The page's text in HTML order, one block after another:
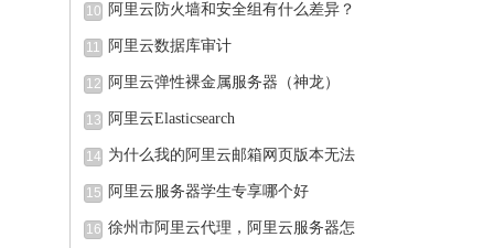
10 阿里云防火墙和安全组有什么差异？
11 阿里云数据库审计
12 阿里云弹性裸金属服务器（神龙）
13 阿里云Elasticsearch
14 为什么我的阿里云邮箱网页版本无法
15 阿里云服务器学生专享哪个好
16 徐州市阿里云代理，阿里云服务器怎